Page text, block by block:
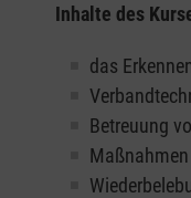
Inhalte des
das
Betreuung